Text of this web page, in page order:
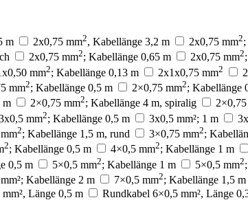
m 2x0,75 mm2, Kabellänge 3,2 m 2x0,75 mm2
2x0,75 mm2; Kabellänge 0,65 m 2x0,75 mm2
mm2; Kabellänge 0,13 m 2x1x0,75 mm2
mm2; Kabellänge 0,5 m 2×0,75 mm2; Kabellänge
m 2×0,75 mm2; Kabellänge 4 m, spiralig
mm2; Kabellänge 0,5 m 3x0,5 mm²; 1 m
2; Kabellänge 1,5 m, rund 3×0,75 mm2;
2; Kabellänge 0,5 m 4×0,5 mm2; Kabellänge 1 m
0,5 m 5×0,5 mm2; Kabellänge 1 m 5×0,5 mm2
Kabellänge 2 m 7×0,5 mm2; Kabellänge 1,5 m
Länge 0,5 m
Rundkabel 6×0,5 mm², Länge
zu personalisieren, um Funktionen für soziale
Informationen über Ihre Verwendung unserer Website an
können diese Informationen mit weiteren Daten
der Dienste gesammelt haben.